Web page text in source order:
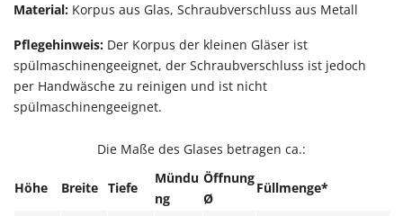
Material: Korpus aus Glas, Schraubverschluss aus Metall
Pflegehinweis: Der Korpus der kleinen Gläser ist
spülmaschinengeeignet, der Schraubverschluss ist jedoch
per Handwäsche zu reinigen und ist nicht
spülmaschinengeeignet.
Die Maße des Glases betragen ca.:
Höhe Breite Tiefe
Mündu
ng
Öffnung
Ø
Füllmenge*